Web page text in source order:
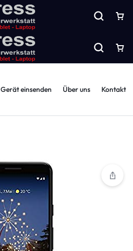
Gerät einsenden Über uns Kontakt